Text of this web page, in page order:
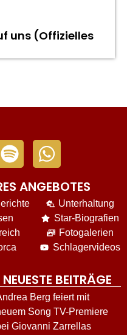
uns (Offizielles
ANGEBOTES
Unterhaltung
Star-Biografien
Fotogalerien
Schlagervideos
NEUESTE BEITRÄGE
Berg feiert mit
Song TV-Premiere
Giovanni Zarrellas